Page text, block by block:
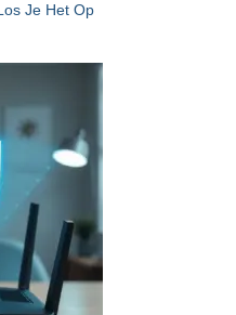
Je Het Op